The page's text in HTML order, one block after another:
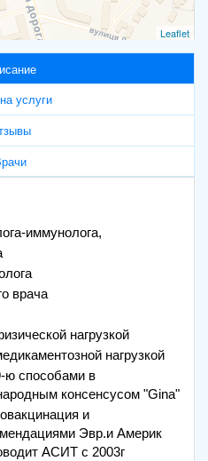
Leaflet
услуги
иммунолога,
врача
нагрузкой
нагрузкой
ю способами в
консенсусом "Gina"
и
Эвр.и Америк
АСИТ с 2003г